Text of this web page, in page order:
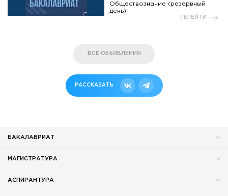
Обществознание (резервный
день)
ПЕРЕЙТИ
ВСЕ ОБЪЯВЛЕНИЯ
РАССКАЗАТЬ
БАКАЛАВРИАТ
МАГИСТРАТУРА
АСПИРАНТУРА